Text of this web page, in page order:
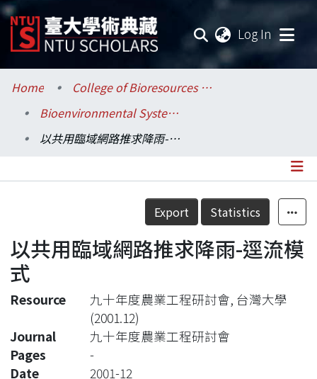
Log In
Communities & Collections
Research Outputs
Statistics
Home
College of Bioresources and Agriculture / 生物資源暨農學院
Bioenvironmental Systems Engineering / 生物環境系統工程學系
以共用臨域網路推求降雨-逕流模式
Details
Export Statistics
以共用臨域網路推求降雨-逕流模
式
Resource
九十年度農業工程研討會, 台灣大學
(2001.12)
Journal
九十年度農業工程研討會
Pages
-
Date
2001-12